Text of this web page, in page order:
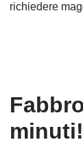
richiedere
minuti!